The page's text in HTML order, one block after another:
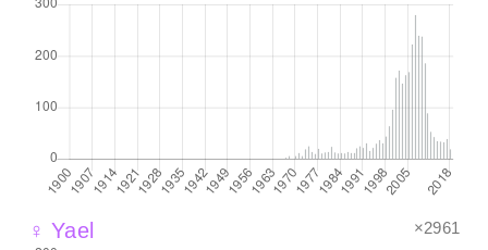
♀ Yael ×2961